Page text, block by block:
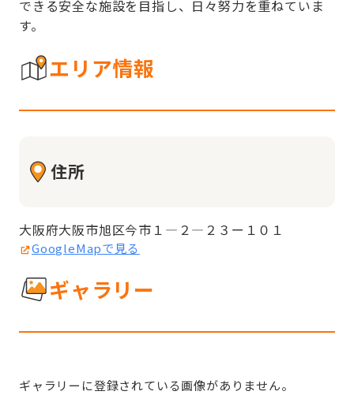
できる安全な施設を目指し、日々努力を重ねていま
す。
エリア情報
住所
大阪府大阪市旭区今市１—２—２３ー１０１
GoogleMapで見る
ギャラリー
ギャラリーに登録されている画像がありません。